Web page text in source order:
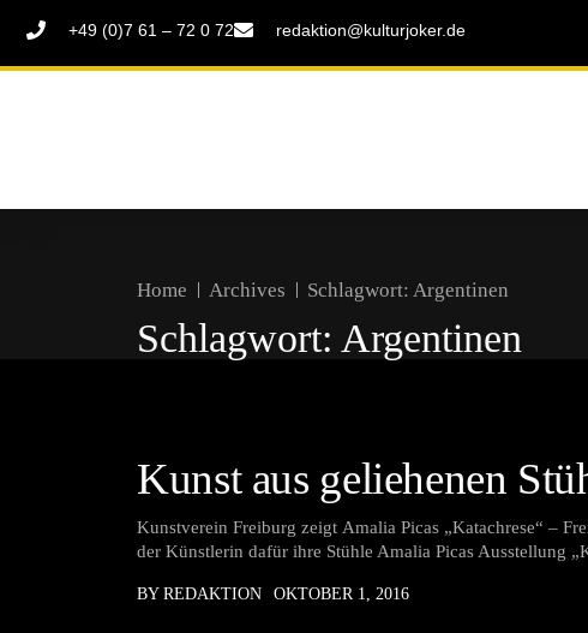
+49 (0)7 61 – 72 0 72 redaktion@kulturjoker.de
Home Archives Schlagwort: Argentinen
Schlagwort: Argentinen
Kunst aus geliehenen
Kunstverein Freiburg zeigt Amalia Picas „Katachrese“ –
der Künstlerin dafür ihre Stühle Amalia Picas Ausstellung
BY REDAKTION OKTOBER 1, 2016